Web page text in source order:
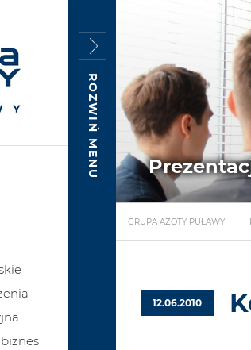
ROZWIŃ MENU
GRUPA AZOTY PUŁAWY
12.06.2010